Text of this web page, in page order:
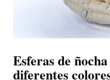
Esferas de
diferentes